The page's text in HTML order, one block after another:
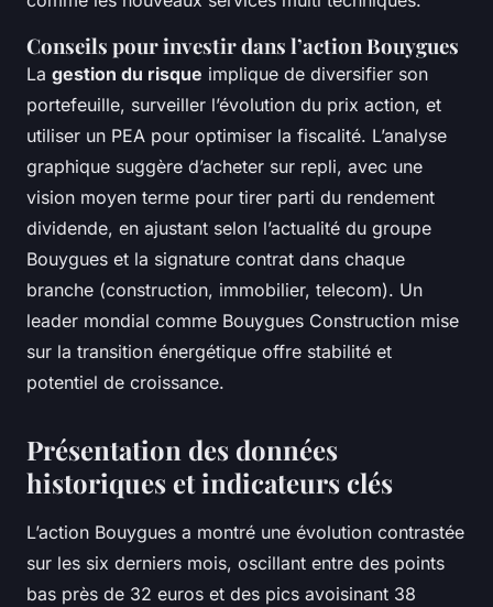
Conseils pour investir dans l’action Bouygues
La gestion du risque implique de diversifier son
portefeuille, surveiller l’évolution du prix action, et
utiliser un PEA pour optimiser la fiscalité. L’analyse
graphique suggère d’acheter sur repli, avec une
vision moyen terme pour tirer parti du rendement
dividende, en ajustant selon l’actualité du groupe
Bouygues et la signature contrat dans chaque
branche (construction, immobilier, telecom). Un
leader mondial comme Bouygues Construction mise
sur la transition énergétique offre stabilité et
potentiel de croissance.
Présentation des données
historiques et indicateurs clés
L’action Bouygues a montré une évolution contrastée
sur les six derniers mois, oscillant entre des points
bas près de 32 euros et des pics avoisinant 38